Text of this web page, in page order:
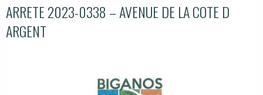
ARRETE 2023-0338 – AVENUE DE LA COTE D
ARGENT